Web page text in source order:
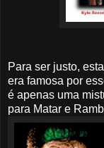
Para ser justo,
era famosa por
é apenas uma
para Matar e